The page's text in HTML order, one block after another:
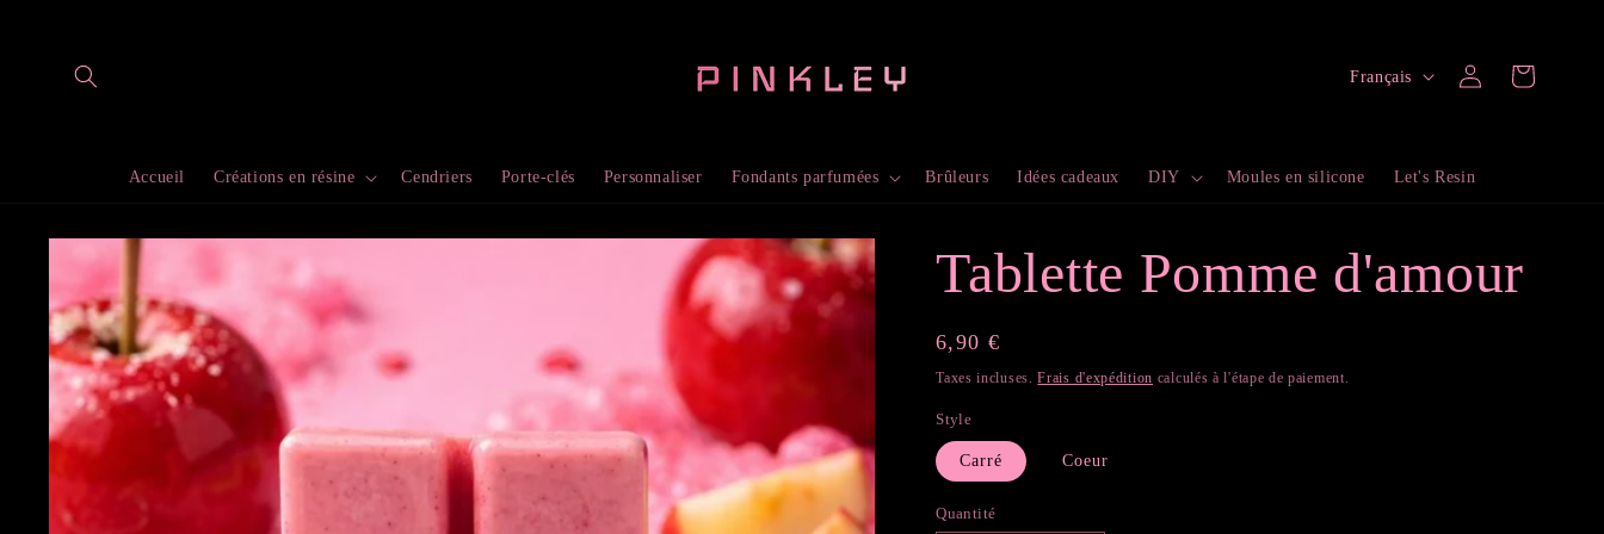
contenu
Accueil Créations en résine Cendriers Porte-clés Personnaliser Fondants parfumées Brûleurs Idées cadeaux DIY Moules en silicone Let's Resin
L
e
Français Connexion Panier
Passer aux
informations
produits
Tablette Pomme d'amour
Prix
habituel
6,90 €
Taxes incluses.Frais d'expédition calculés à l'étape de paiement.
Style
Carré Coeur
Quantité